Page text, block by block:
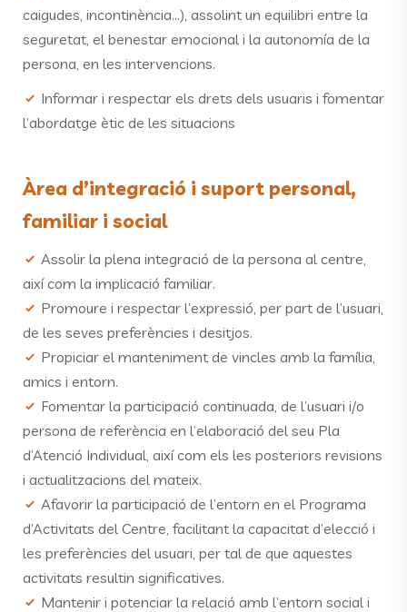
caigudes, incontinència...), assolint un equilibri entre la
seguretat, el benestar emocional i la autonomía de la
persona, en les intervencions.
Informar i respectar els drets dels usuaris i fomentar
l’abordatge ètic de les situacions
Àrea d’integració i suport personal,
familiar i social
Assolir la plena integració de la persona al centre,
així com la implicació familiar.
Promoure i respectar l’expressió, per part de l’usuari,
de les seves preferències i desitjos.
Propiciar el manteniment de vincles amb la família,
amics i entorn.
Fomentar la participació continuada, de l’usuari i/o
persona de referència en l’elaboració del seu Pla
d’Atenció Individual, així com els les posteriors revisions
i actualitzacions del mateix.
Afavorir la participació de l’entorn en el Programa
d’Activitats del Centre, facilitant la capacitat d’elecció i
les preferències del usuari, per tal de que aquestes
activitats resultin significatives.
Mantenir i potenciar la relació amb l’entorn social i